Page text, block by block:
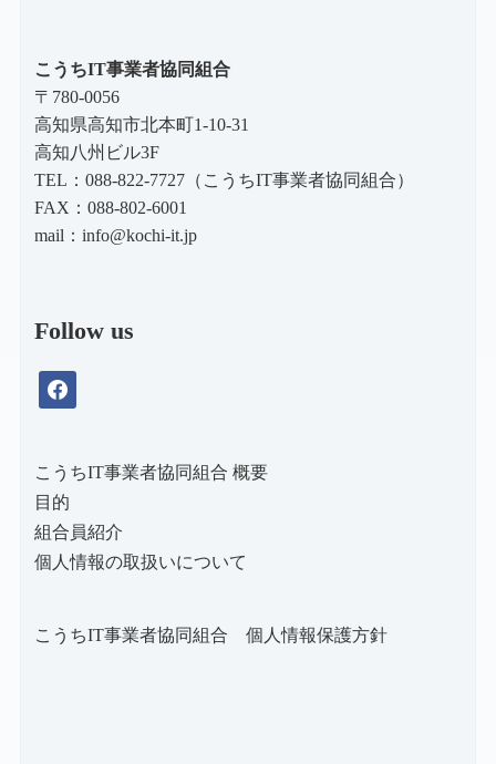
こうちIT事業者協同組合
〒780-0056
高知県高知市北本町1-10-31
高知八州ビル3F
TEL：088-822-7727（こうちIT事業者協同組合）
FAX：088-802-6001
mail：info@kochi-it.jp
Follow us
facebook
こうちIT事業者協同組合 概要
目的
組合員紹介
個人情報の取扱いについて
こうちIT事業者協同組合 個人情報保護方針